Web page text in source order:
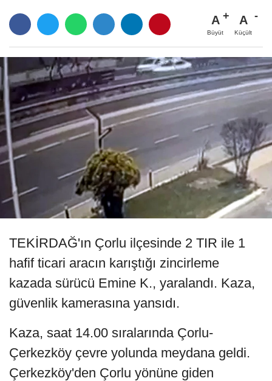
A
Büyüt
A
Küçült
TEKİRDAĞ'ın Çorlu ilçesinde 2 TIR ile 1
hafif ticari aracın karıştığı zincirleme
kazada sürücü Emine K., yaralandı. Kaza,
güvenlik kamerasına yansıdı.
Kaza, saat 14.00 sıralarında Çorlu-
Çerkezköy çevre yolunda meydana geldi.
Çerkezköy'den Çorlu yönüne giden